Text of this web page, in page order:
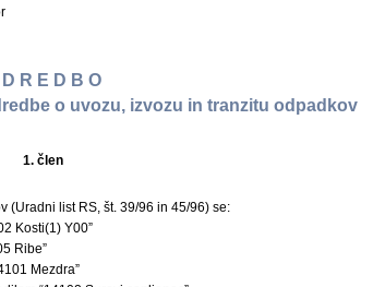
R E D B O
o uvozu, izvozu in tranzitu odpadkov
1. člen
(Uradni list RS, št. 39/96 in 45/96) se:
Kosti(1) Y00”
Ribe”
Mezdra”